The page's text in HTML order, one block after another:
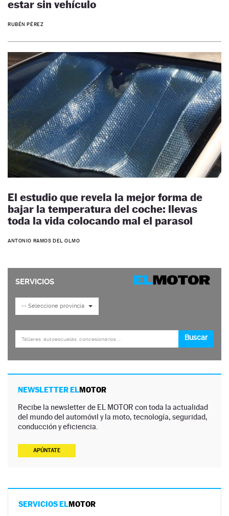
estar sin vehículo
RUBÉN PÉREZ
El estudio que revela la mejor forma de
bajar la temperatura del coche: llevas
toda la vida colocando mal el parasol
ANTONIO RAMOS DEL OLMO
NEWSLETTER ELMOTOR
Recibe la newsletter de EL MOTOR con toda la actualidad
del mundo del automóvil y la moto, tecnología, seguridad,
conducción y eficiencia.
APÚNTATE
SERVICIOS ELMOTOR